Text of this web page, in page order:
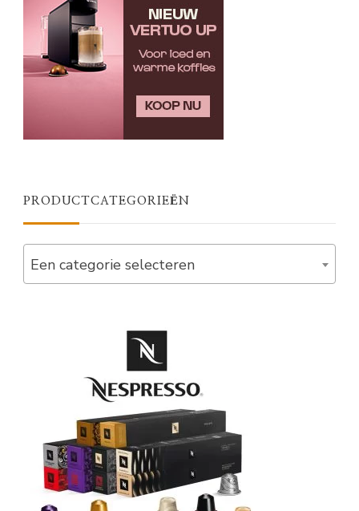
PRODUCTCATEGORIEËN
Een categorie selecteren